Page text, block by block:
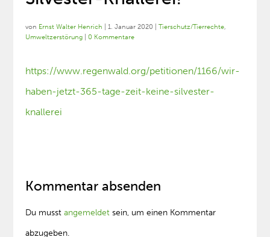
von Ernst Walter Henrich |1. Januar 2020 |Tierschutz/Tierrechte,
Umweltzerstörung |0 Kommentare
https://www.regenwald.org/petitionen/1166/wir-
haben-jetzt-365-tage-zeit-keine-silvester-
knallerei
Kommentar absenden
Du musstangemeldet sein, um einen Kommentar
abzugeben.